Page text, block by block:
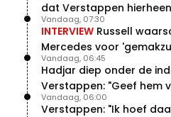
dat Verstappen
INTERVIEW Russell
Mercedes voor
met concurrentie
Vandaag, 07:30
Hadjar diep onder de
Verstappen: "Geef hem
levert"
Vandaag, 06:45
Verstappen: "Ik hoef
Vandaag, 06:00